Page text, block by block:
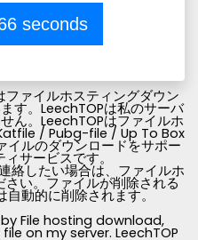
seconds
ァイルホスティングダウン
す。LeechTOPは私のサーバ
ん。LeechTOPはファイルホ
/ Pubg-file / Up To Box
ルのダウンロードをサポー
サービスです。
絡したい場合は、ファイルホ
い。ファイルが削除される
自動的に削除されます。
File hosting download,
on my server. LeechTOP